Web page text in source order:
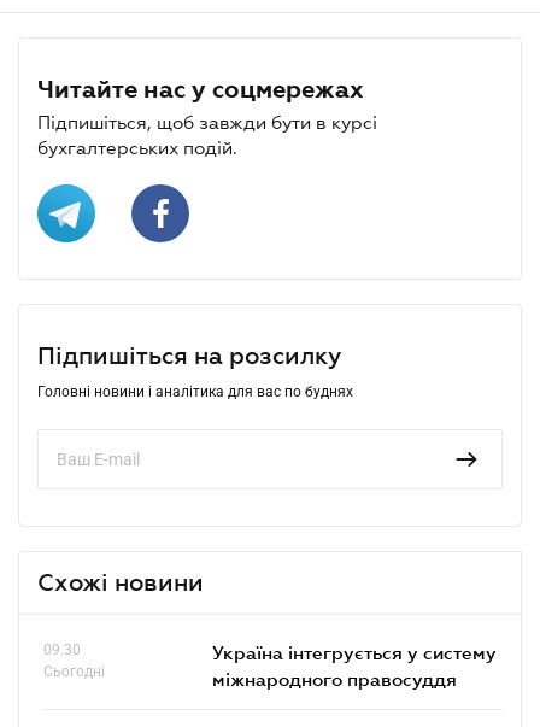
Читайте нас у соцмережах
Підпишіться, щоб завжди бути в курсі
бухгалтерських подій.
Підпишіться на розсилку
Головні новини і аналітика для вас по буднях
Схожі новини
09.30
Сьогодні
Україна інтегрується у систему
міжнародного правосуддя